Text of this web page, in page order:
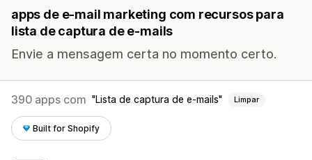
apps de e-mail marketing com recursos para
lista de captura de e-mails
Envie a mensagem certa no momento certo.
390 apps com Lista de captura de e-mails Limpar
Built for Shopify